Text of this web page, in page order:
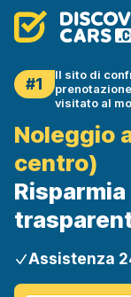
#1
Il sito di
visitato al
Noleggio
centro)
Assistenza